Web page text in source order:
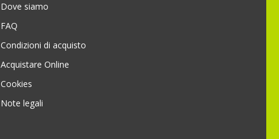
Dove siamo
FAQ
Condizioni di acquisto
Acquistare Online
Cookies
Note legali